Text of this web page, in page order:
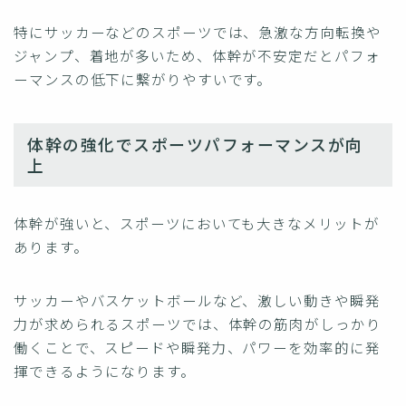
特にサッカーなどのスポーツでは、急激な方向転換や
ジャンプ、着地が多いため、体幹が不安定だとパフォ
ーマンスの低下に繋がりやすいです。
体幹の強化でスポーツパフォーマンスが向
上
体幹が強いと、スポーツにおいても大きなメリットが
あります。
サッカーやバスケットボールなど、激しい動きや瞬発
力が求められるスポーツでは、体幹の筋肉がしっかり
働くことで、スピードや瞬発力、パワーを効率的に発
揮できるようになります。